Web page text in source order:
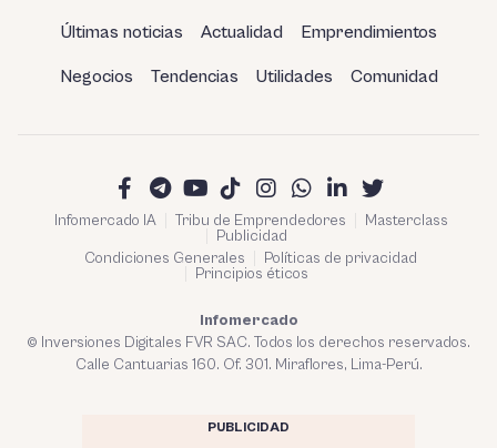
Últimas noticias Actualidad Emprendimientos
Negocios Tendencias Utilidades Comunidad
Infomercado IA Tribu de Emprendedores
Masterclass
Publicidad
Condiciones Generales
Políticas de privacidad
Principios éticos
Infomercado
© Inversiones Digitales FVR SAC. Todos los derechos reservados.
Calle Cantuarias 160. Of. 301. Miraflores, Lima-Perú.
PUBLICIDAD